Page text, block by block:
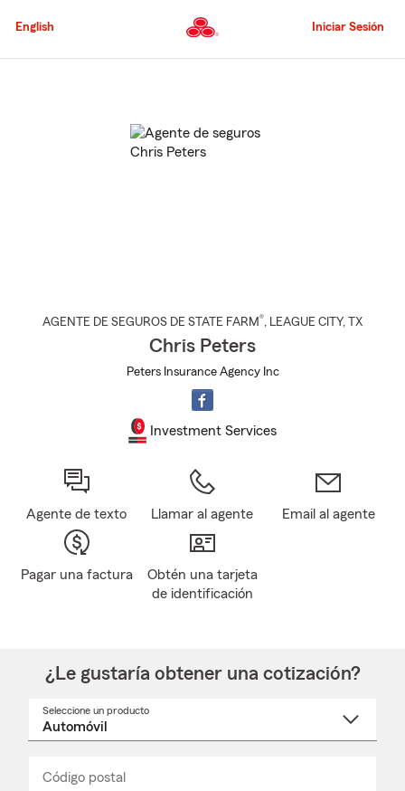
al
principal
English Iniciar Sesión
AGENTE DE SEGUROS DE STATE FARM®, LEAGUE CITY, TX
Chris Peters
Peters Insurance Agency Inc
Investment Services
Agente de texto Llamar al agente Email al agente
Pagar una factura
Obtén una tarjeta
de identificación
¿Le gustaría obtener una cotización?
Seleccione un producto
Código postal
_____